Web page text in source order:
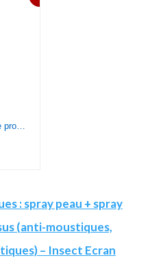
Cinq sur Cinq - Kit Haute protection contre les Moustiques Spray Tropic 75 ml + Spray Vètement 100 ml
: spray peau + spray
(anti-moustiques,
– Insect Ecran